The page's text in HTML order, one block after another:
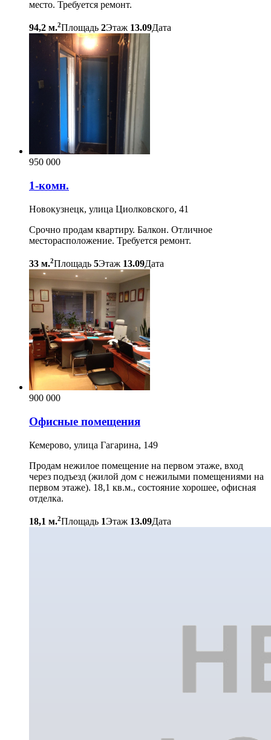
место. Требуется ремонт.
94,2 м.2Площадь 2Этаж 13.09Дата
950 000
1-комн.
Новокузнецк, улица Циолковского, 41
Срочно продам квартиру. Балкон. Отличное
месторасположение. Требуется ремонт.
33 м.2Площадь 5Этаж 13.09Дата
900 000
Офисные помещения
Кемерово, улица Гагарина, 149
Продам нежилое помещение на первом этаже, вход
через подъезд (жилой дом с нежилыми помещениями на
первом этаже). 18,1 кв.м., состояние хорошее, офисная
отделка.
18,1 м.2Площадь 1Этаж 13.09Дата